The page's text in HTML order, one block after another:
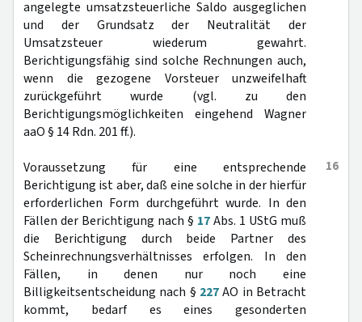
angelegte umsatzsteuerliche Saldo ausgeglichen
und der Grundsatz der Neutralität der
Umsatzsteuer wiederum gewahrt.
Berichtigungsfähig sind solche Rechnungen auch,
wenn die gezogene Vorsteuer unzweifelhaft
zurückgeführt wurde (vgl. zu den
Berichtigungsmöglichkeiten eingehend Wagner
aaO § 14 Rdn. 201 ff.).
16
Voraussetzung für eine entsprechende
Berichtigung ist aber, daß eine solche in der hierfür
erforderlichen Form durchgeführt wurde. In den
Fällen der Berichtigung nach § 17Abs. 1 UStG muß
die Berichtigung durch beide Partner des
Scheinrechnungsverhältnisses erfolgen. In den
Fällen, in denen nur noch eine
Billigkeitsentscheidung nach § 227AO in Betracht
kommt, bedarf es eines gesonderten